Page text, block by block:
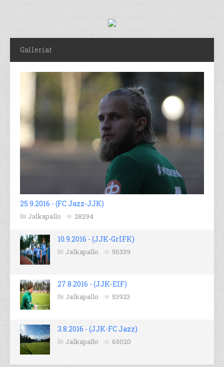
Galleriat
25.9.2016 - (FC Jazz-JJK)
Jalkapallo 28294
10.9.2016 - (JJK-GrIFK)
Jalkapallo 56339
27.8.2016 - (JJK-EIF)
Jalkapallo 53923
3.8.2016 - (JJK-FC Jazz)
Jalkapallo 65020